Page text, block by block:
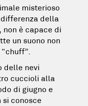
misterioso
della
non è capace di
un suono non
delle nevi
cuccioli alla
di giugno e
conosce